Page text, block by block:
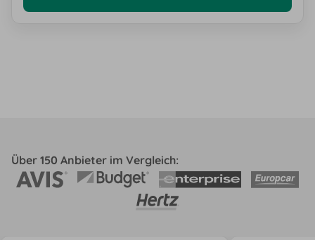
Über 150 Anbieter im Vergleich: